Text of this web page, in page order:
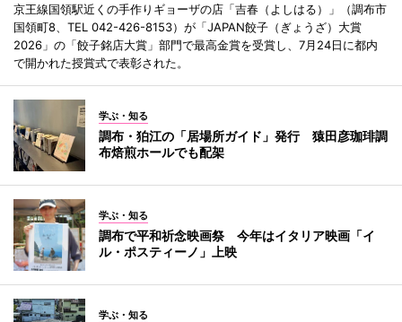
京王線国領駅近くの手作りギョーザの店「吉春（よしはる）」（調布市
国領町8、TEL 042-426-8153）が「JAPAN餃子（ぎょうざ）大賞
2026」の「餃子銘店大賞」部門で最高金賞を受賞し、7月24日に都内
で開かれた授賞式で表彰された。
学ぶ・知る
調布・狛江の「居場所ガイド」発行 猿田彦珈琲調
布焙煎ホールでも配架
学ぶ・知る
調布で平和祈念映画祭 今年はイタリア映画「イ
ル・ポスティーノ」上映
学ぶ・知る